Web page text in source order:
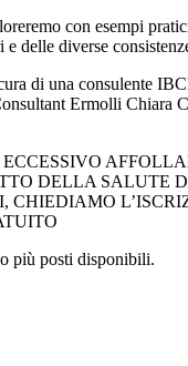
con esempi
delle diverse
di una consulente
Ermolli Chiara
DELLA SALUTE
CHIEDIAMO
più posti disponibili.